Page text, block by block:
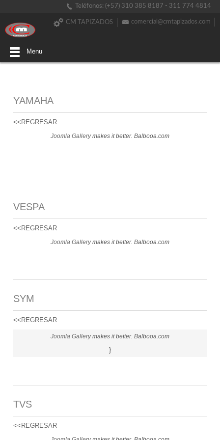
Teléfonos: (+57) 310 385 8187 - 311 774 4814
comercial@cmtapizados.com
CM TAPIZADOS
Menu
YAMAHA
<<REGRESAR
Joomla Gallerymakes it better. Balbooa.com
VESPA
<<REGRESAR
Joomla Gallerymakes it better. Balbooa.com
SYM
<<REGRESAR
Joomla Gallerymakes it better. Balbooa.com
}
TVS
<<REGRESAR